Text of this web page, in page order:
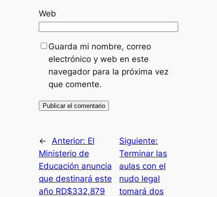
Web
Guarda mi nombre, correo
electrónico y web en este
navegador para la próxima vez
que comente.
← Anterior: El
Ministerio de
Educación anuncia
que destinará este
año RD$332,879
Siguiente:
Terminar las
aulas con el
nudo legal
tomará dos